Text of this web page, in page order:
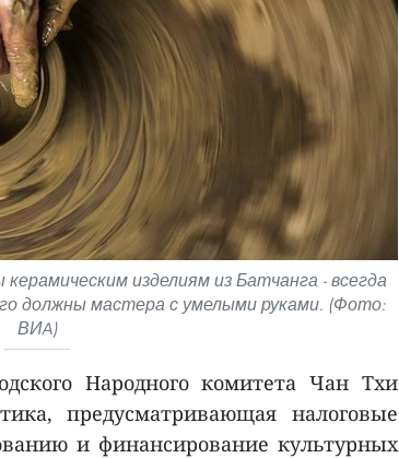
изделиям из Батчанга - всегда
должны мастера с умелыми руками. (Фото:
ВИA)
Народного комитета Чан Тхи
предусматривающая налоговые
и финансирование культурных